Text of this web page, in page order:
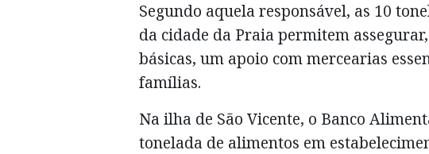
Segundo aquela responsável, as 10
da cidade da Praia permitem
básicas, um apoio com mercearias
famílias.
Na ilha de São Vicente, o Banco
tonelada de alimentos em